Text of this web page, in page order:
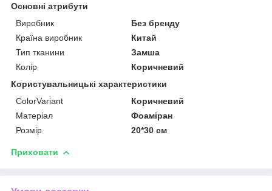
Основні атрибути
Виробник
Без бренду
Країна виробник
Китай
Тип тканини
Замша
Колір
Коричневий
Користувальницькі характеристики
ColorVariant
Коричневий
Матеріал
Фоаміран
Розмір
20*30 см
Приховати